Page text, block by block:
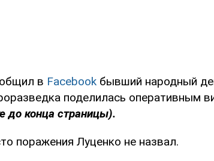
в Facebook бывший народный
поделилась оперативным
до конца страницы).
поражения Луценко не назвал.